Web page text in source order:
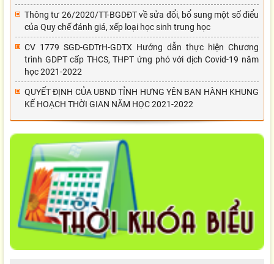
Thông tư 26/2020/TT-BGDĐT về sửa đổi, bổ sung một số điểu
của Quy chế đánh giá, xếp loại học sinh trung học
CV 1779 SGD-GDTrH-GDTX Hướng dẫn thực hiện Chương
trình GDPT cấp THCS, THPT ứng phó với dịch Covid-19 năm
học 2021-2022
QUYẾT ĐỊNH CỦA UBND TỈNH HƯNG YÊN BAN HÀNH KHUNG
KẾ HOẠCH THỜI GIAN NĂM HỌC 2021-2022